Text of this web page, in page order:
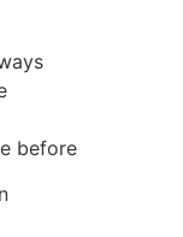
before